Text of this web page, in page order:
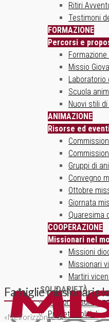
Ritiri
Testimoni
FORMAZIONE
Percorsi e
Missio
Laboratorio
Scuola
Nuovi stili
ANIMAZIONE
Risorse ed
Gruppi di
Convegno
Ottobre
Giornata
Quaresima
COOPERAZIONE
Missionari nel
Missioni
Missionari
Martiri
SOLIDARIETÀ
Un ponte sul
Progetti solidali
Famiglie missionarie
«Nell’orizzonte di